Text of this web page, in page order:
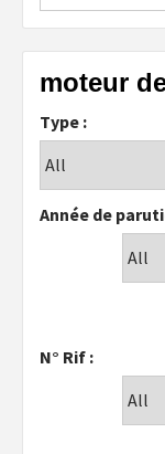
moteur
Type :
Année de
N° Rif :